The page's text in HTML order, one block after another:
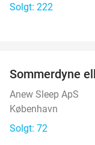
Solgt: 222
Sommerdyne
Anew Sleep ApS
København
Solgt: 72